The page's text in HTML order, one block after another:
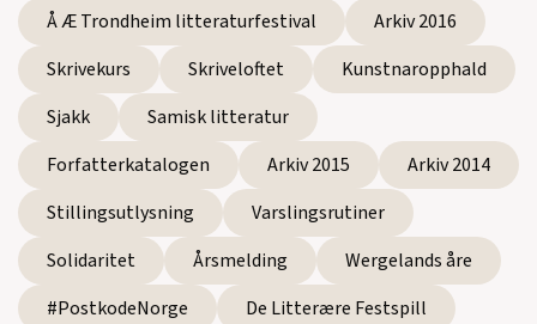
Å Æ Trondheim litteraturfestival
Arkiv 2016
Skrivekurs
Skriveloftet
Kunstnaropphald
Sjakk
Samisk litteratur
Forfatterkatalogen
Arkiv 2015
Arkiv 2014
Stillingsutlysning
Varslingsrutiner
Solidaritet
Årsmelding
Wergelands åre
#PostkodeNorge
De Litterære Festspill